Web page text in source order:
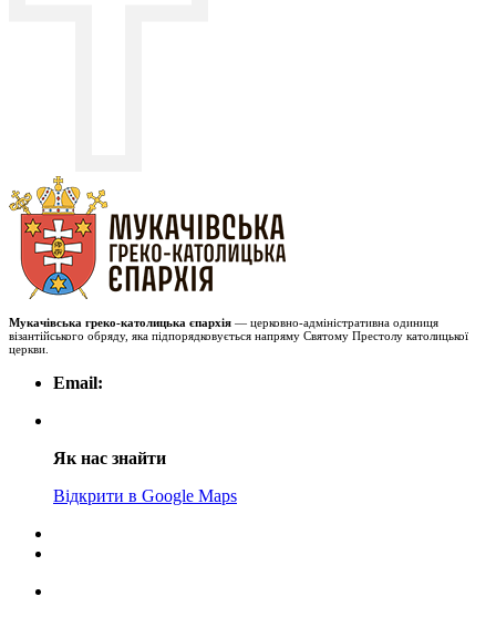
Мукачівська греко-католицька єпархія — церковно-адміністративна одиниця
візантійського обряду, яка підпорядковується напряму Святому Престолу католицької
церкви.
Email:
Як нас знайти
Відкрити в Google Maps